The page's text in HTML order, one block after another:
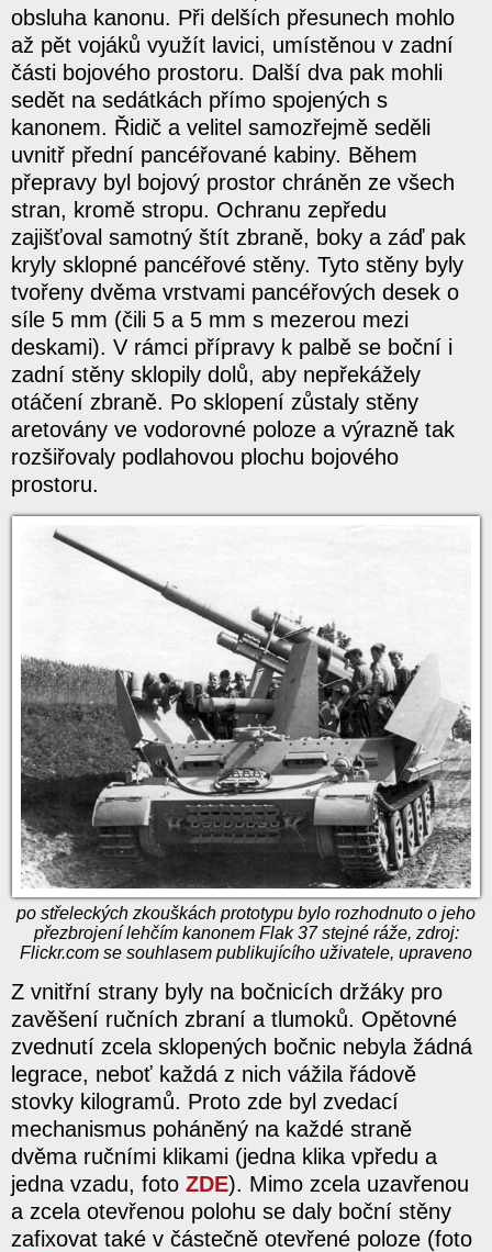
obsluha kanonu. Při delších přesunech mohlo
až pět vojáků využít lavici, umístěnou v zadní
části bojového prostoru. Další dva pak mohli
sedět na sedátkách přímo spojených s
kanonem. Řidič a velitel samozřejmě seděli
uvnitř přední pancéřované kabiny. Během
přepravy byl bojový prostor chráněn ze všech
stran, kromě stropu. Ochranu zepředu
zajišťoval samotný štít zbraně, boky a záď pak
kryly sklopné pancéřové stěny. Tyto stěny byly
tvořeny dvěma vrstvami pancéřových desek o
síle 5 mm (čili 5 a 5 mm s mezerou mezi
deskami). V rámci přípravy k palbě se boční i
zadní stěny sklopily dolů, aby nepřekážely
otáčení zbraně. Po sklopení zůstaly stěny
aretovány ve vodorovné poloze a výrazně tak
rozšiřovaly podlahovou plochu bojového
prostoru.
po střeleckých zkouškách prototypu bylo rozhodnuto o jeho
přezbrojení lehčím kanonem Flak 37 stejné ráže, zdroj:
Flickr.com se souhlasem publikujícího uživatele, upraveno
Z vnitřní strany byly na bočnicích držáky pro
zavěšení ručních zbraní a tlumoků. Opětovné
zvednutí zcela sklopených bočnic nebyla žádná
legrace, neboť každá z nich vážila řádově
stovky kilogramů. Proto zde byl zvedací
mechanismus poháněný na každé straně
dvěma ručními klikami (jedna klika vpředu a
jedna vzadu, foto ZDE). Mimo zcela uzavřenou
a zcela otevřenou polohu se daly boční stěny
zafixovat také v částečně otevřené poloze (foto